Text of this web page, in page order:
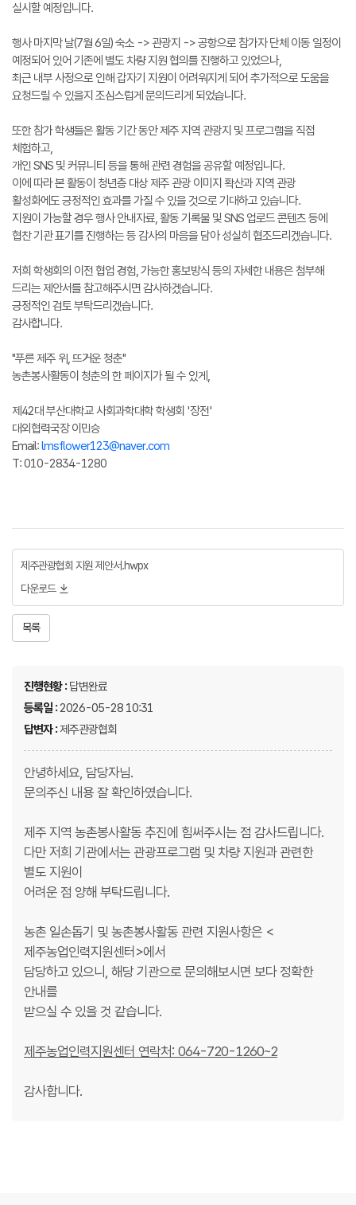
실시할 예정입니다.
행사 마지막 날(7월 6일) 숙소 -> 관광지 -> 공항으로 참가자 단체 이동 일정이
예정되어 있어 기존에 별도 차량 지원 협의를 진행하고 있었으나,
최근 내부 사정으로 인해 갑자기 지원이 어려워지게 되어 추가적으로 도움을
요청드릴 수 있을지 조심스럽게 문의드리게 되었습니다.
또한 참가 학생들은 활동 기간 동안 제주 지역 관광지 및 프로그램을 직접
체험하고,
개인 SNS 및 커뮤니티 등을 통해 관련 경험을 공유할 예정입니다.
이에 따라 본 활동이 청년층 대상 제주 관광 이미지 확산과 지역 관광
활성화에도 긍정적인 효과를 가질 수 있을 것으로 기대하고 있습니다.
지원이 가능할 경우 행사 안내자료, 활동 기록물 및 SNS 업로드 콘텐츠 등에
협찬 기관 표기를 진행하는 등 감사의 마음을 담아 성실히 협조드리겠습니다.
저희 학생회의 이전 협업 경험, 가능한 홍보방식 등의 자세한 내용은 첨부해
드리는 제안서를 참고해주시면 감사하겠습니다.
긍정적인 검토 부탁드리겠습니다.
감사합니다.
"푸른 제주 위, 뜨거운 청춘"
농촌봉사활동이 청춘의 한 페이지가 될 수 있게,
제42대 부산대학교 사회과학대학 학생회 '장전'
대외협력국장 이민승
Email:lmsflower123@naver.com
T: 010-2834-1280
제주관광협회 지원 제안서.hwpx
다운로드
목록
진행현황 : 답변완료
등록일 :2026-05-28 10:31
답변자 : 제주관광협회
안녕하세요, 담당자님.
문의주신 내용 잘 확인하였습니다.
제주 지역 농촌봉사활동 추진에 힘써주시는 점 감사드립니다.
다만 저희 기관에서는 관광프로그램 및 차량 지원과 관련한
별도 지원이
어려운 점 양해 부탁드립니다.
농촌 일손돕기 및 농촌봉사활동 관련 지원사항은 <
제주농업인력지원센터>에서
담당하고 있으니, 해당 기관으로 문의해보시면 보다 정확한
안내를
받으실 수 있을 것 같습니다.
제주농업인력지원센터 연락처: 064-720-1260~2
감사합니다.